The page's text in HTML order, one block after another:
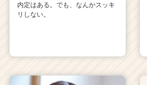
内定はある。でも、なんかスッキ
リしない。